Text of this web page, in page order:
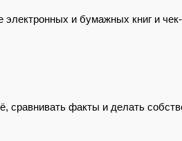
и бумажных книг и
сравнивать факты и делать